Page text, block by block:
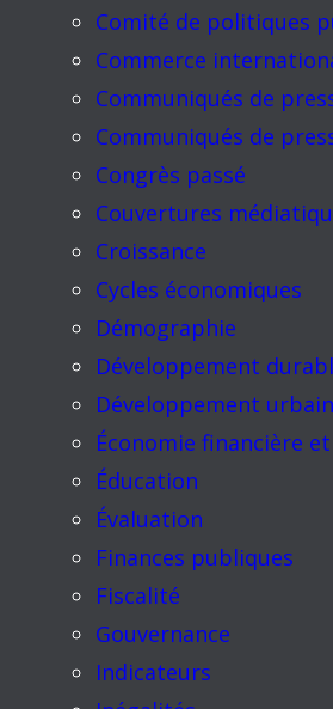
Comité de politiques
Commerce
Communiqués de
Communiqués de
Congrès passé
Couvertures
Croissance
Cycles économiques
Démographie
Développement
Développement
Économie financière
Éducation
Évaluation
Finances publiques
Fiscalité
Gouvernance
Indicateurs